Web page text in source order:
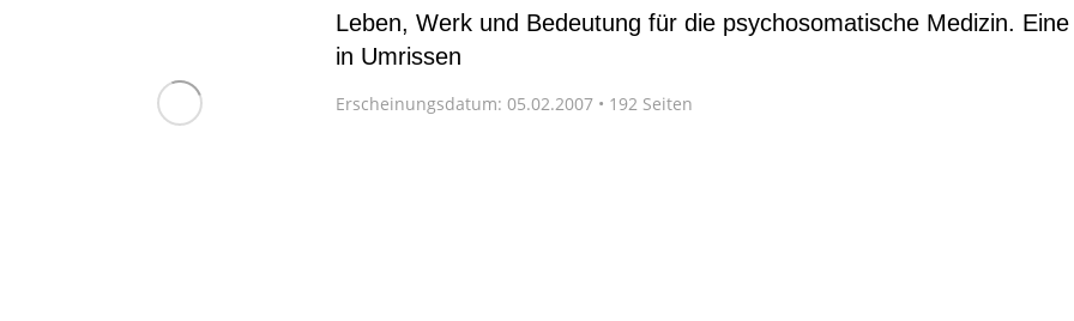
Leben, Werk und Bedeutung für die psychosomatische Medizin.
in Umrissen
Erscheinungsdatum: 05.02.2007 • 192 Seiten